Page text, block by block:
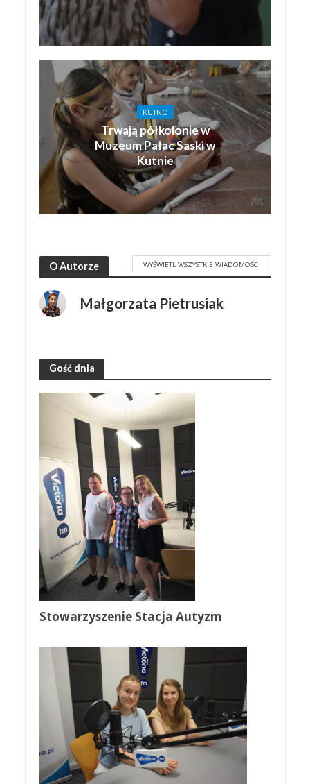
KUTNO
Trwają półkolonie w
Muzeum Pałac Saski w
Kutnie
O Autorze WYŚWIETL WSZYSTKIE WIADOMOŚCI
Małgorzata Pietrusiak
Gość dnia
Stowarzyszenie Stacja Autyzm